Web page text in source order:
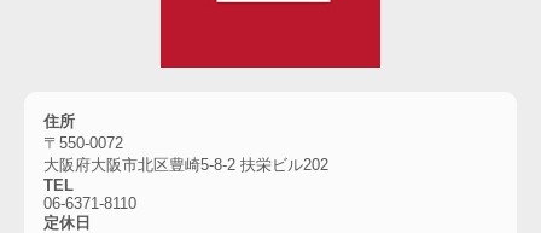
住所
〒550-0072
大阪府大阪市北区豊崎5-8-2 扶栄ビル202
TEL
06-6371-8110
定休日